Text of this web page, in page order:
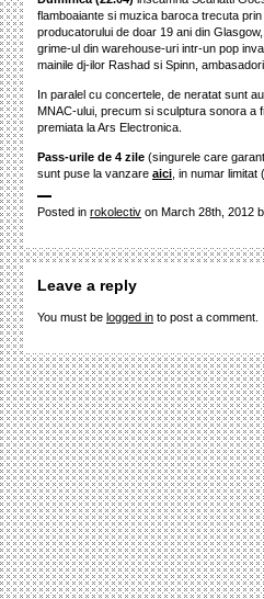
flamboaiante si muzica baroca trecuta
producatorului de doar 19 ani din
grime-ul din warehouse-uri intr-un pop
mainile dj-ilor Rashad si Spinn,
In paralel cu concertele, de neratat sunt
MNAC-ului, precum si sculptura sonora a
premiata la Ars Electronica.
Pass-urile de 4 zile (singurele care
sunt puse la vanzare aici , in numar limitat
Posted in rokolectiv on March 28th, 2012
Leave a reply
You must be logged in to post a comment.